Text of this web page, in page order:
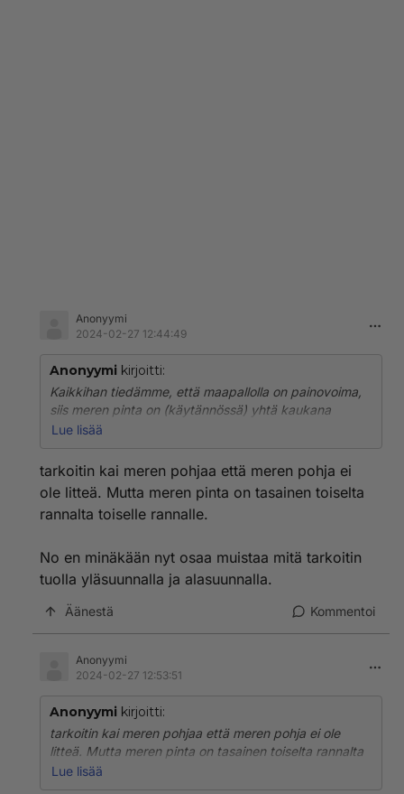
Anonyymi
2024-02-27 12:44:49
Anonyymi kirjoitti:
Kaikkihan tiedämme, että maapallolla on painovoima,
siis meren pinta on (käytännössä) yhtä kaukana
maapallon keskipisteestä ihan joka paikassa.
En todellakaan ymmärrä, mitä tuolla sekavalla
sepustuksella tarkoitit?
Mikä on meren pinnassa yläsuunta ja alasuunta?
Lue lisää
tarkoitin kai meren pohjaa että meren pohja ei
ole litteä. Mutta meren pinta on tasainen toiselta
rannalta toiselle rannalle.
No en minäkään nyt osaa muistaa mitä tarkoitin
tuolla yläsuunnalla ja alasuunnalla.
Äänestä Kommentoi
Anonyymi
2024-02-27 12:53:51
Anonyymi kirjoitti:
tarkoitin kai meren pohjaa että meren pohja ei ole
litteä. Mutta meren pinta on tasainen toiselta rannalta
toiselle rannalle.
Lue lisää